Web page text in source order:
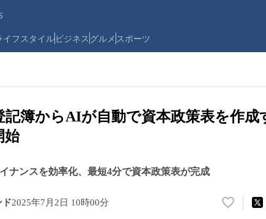
イフスタイルビジネス グルメ スポーツ
記簿からAIが自動で資本政策表を作成
始
ナンスを効率化、最短4分で資本政策表が完成
ド2025年7月2日 10時00分
い